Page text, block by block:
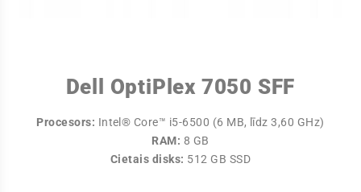
Dell OptiPlex 7050 SFF
Procesors: Intel® Core™ i5-6500 (6 MB, līdz 3,60 GHz)
RAM: 8 GB
Cietais disks: 512 GB SSD